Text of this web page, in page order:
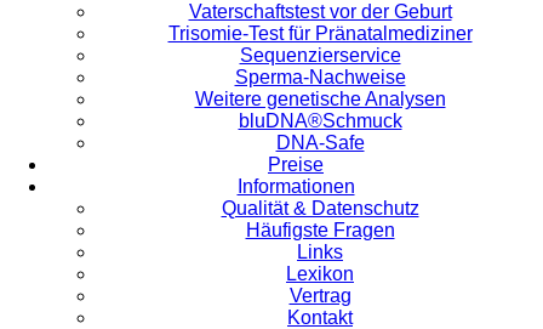
Vaterschaftstest vor der Geburt
Trisomie-Test für Pränatalmediziner
Sequenzierservice
Sperma-Nachweise
Weitere genetische Analysen
bluDNA®Schmuck
DNA-Safe
Preise
Informationen
Qualität & Datenschutz
Häufigste Fragen
Links
Lexikon
Vertrag
Kontakt